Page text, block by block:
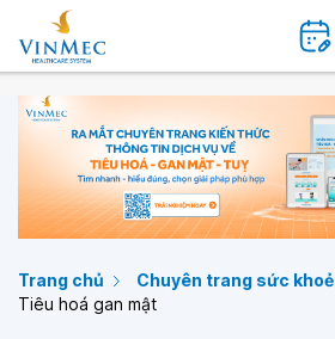
Trang chủ
Chuyên trang sức khoẻ
Tiêu hoá gan mật